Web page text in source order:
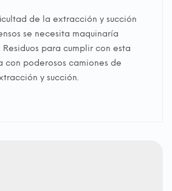
de la extracción y succión
se necesita maquinaría
para cumplir con esta
con poderosos camiones de
y succión.